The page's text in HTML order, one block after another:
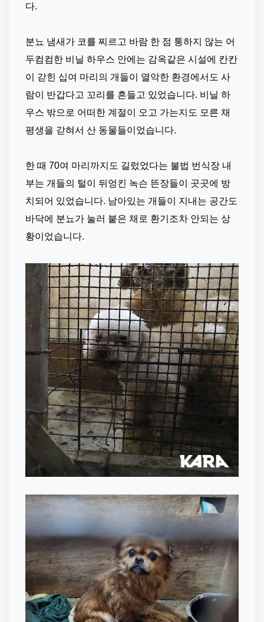
다.
분뇨 냄새가 코를 찌르고 바람 한 점 통하지 않는 어
두컴컴한 비닐 하우스 안에는 감옥같은 시설에 칸칸
이 갇힌 십여 마리의 개들이 열악한 환경에서도 사
람이 반갑다고 꼬리를 흔들고 있었습니다. 비닐 하
우스 밖으로 어떠한 계절이 오고 가는지도 모른 채
평생을 갇혀서 산 동물들이었습니다.
한 때 70여 마리까지도 길렀었다는 불법 번식장 내
부는 개들의 털이 뒤엉킨 녹슨 뜬장들이 곳곳에 방
치되어 있었습니다. 남아있는 개들이 지내는 공간도
바닥에 분뇨가 눌러 붙은 채로 환기조차 안되는 상
황이었습니다.